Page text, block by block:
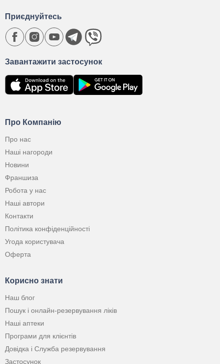
Про Компанію
Про нас
Наші нагороди
Новини
Франшиза
Робота у нас
Наші автори
Контакти
Політика конфіденційності
Угода користувача
Оферта
Корисно знати
Наш блог
Пошук і онлайн-резервування ліків
Наші аптеки
Програми для клієнтів
Довідка і Служба резервування
Застосунок
Завантажити застосунок
Приєднуйтесь